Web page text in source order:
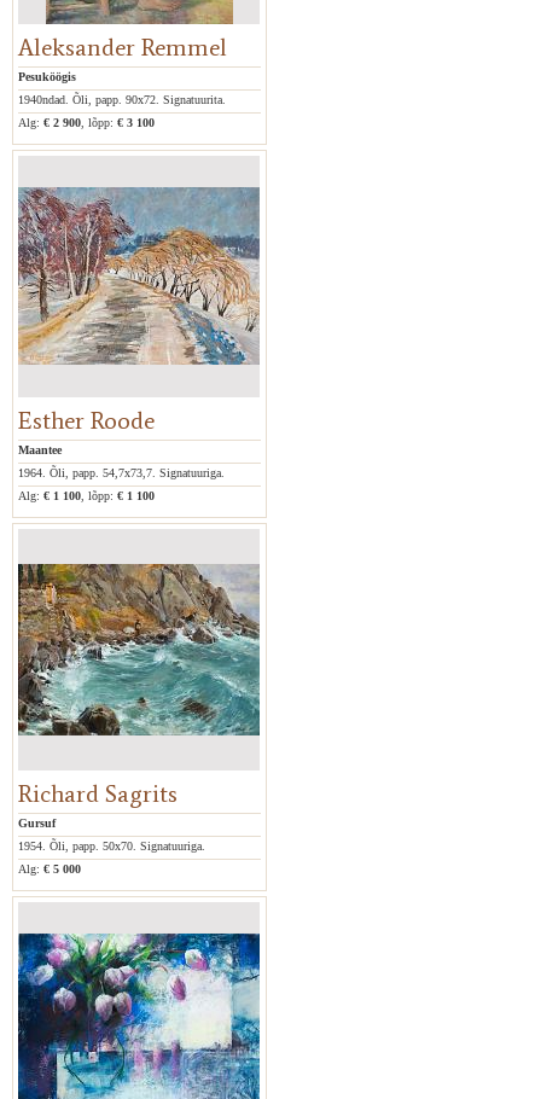
Aleksander Remmel
Pesuköögis
1940ndad. Õli, papp. 90x72. Signatuurita.
Alg: € 2 900 , lõpp: € 3 100
Esther Roode
Maantee
1964. Õli, papp. 54,7x73,7. Signatuuriga.
Alg: € 1 100 , lõpp: € 1 100
Richard Sagrits
Gursuf
1954. Õli, papp. 50x70. Signatuuriga.
Alg: € 5 000